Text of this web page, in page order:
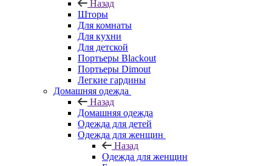
Назад
Шторы
Для комнаты
Для кухни
Для детской
Портьеры Blackout
Портьеры Dimout
Легкие гардины
Домашняя одежда
Назад
Домашняя одежда
Одежда для детей
Одежда для женщин
Назад
Одежда для женщин